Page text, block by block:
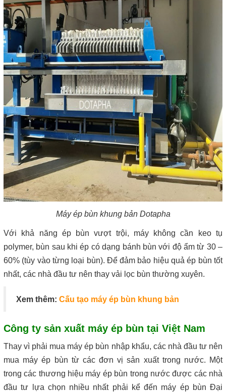
Máy ép bùn khung bản Dotapha
Với khả năng ép bùn vượt trội, máy không cần keo tụ
polymer, bùn sau khi ép có dạng bánh bùn với độ ẩm từ 30 –
60% (tùy vào từng loại bùn). Để đảm bảo hiệu quả ép bùn tốt
nhất, các nhà đầu tư nên thay vải lọc bùn thường xuyên.
Xem thêm: Cấu tạo máy ép bùn khung bản
Công ty sản xuất máy ép bùn tại Việt Nam
Thay vì phải mua máy ép bùn nhập khẩu, các nhà đầu tư nên
mua máy ép bùn từ các đơn vị sản xuất trong nước. Một
trong các thương hiệu máy ép bùn trong nước được các nhà
đầu tư lựa chọn nhiều nhất phải kể đến máy ép bùn Đại